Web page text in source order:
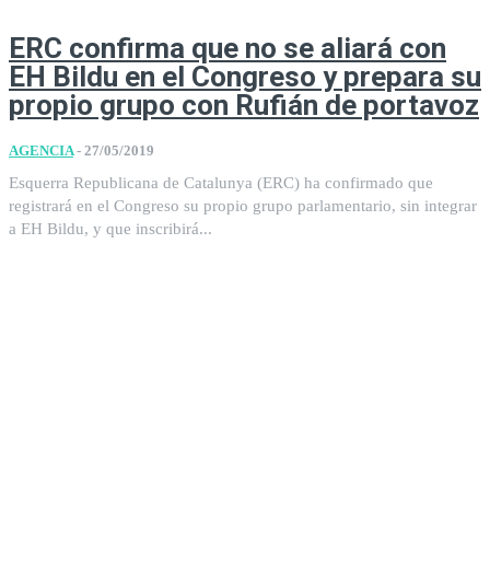
ERC confirma que no se aliará con
EH Bildu en el Congreso y prepara su
propio grupo con Rufián de portavoz
AGENCIA - 27/05/2019
Esquerra Republicana de Catalunya (ERC) ha confirmado que
registrará en el Congreso su propio grupo parlamentario, sin integrar
a EH Bildu, y que inscribirá...